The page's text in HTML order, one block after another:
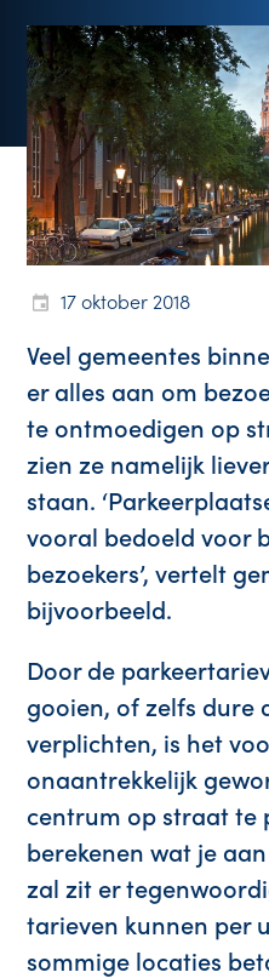
17 oktober 2018
Veel gemeentes
er alles aan om
te ontmoedigen op
zien ze namelijk
staan.
vooral bedoeld voor
bezoekers’, vertelt
bijvoorbeeld.
Door de
gooien, of zelfs dure
verplichten, is het
onaantrekkelijk
centrum op straat te
berekenen wat je
zal zit er
tarieven kunnen per
sommige locaties